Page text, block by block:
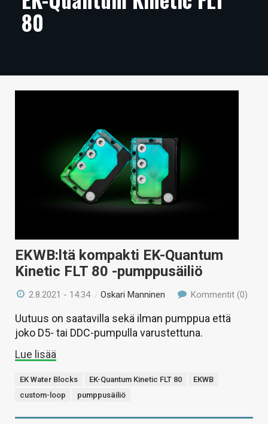
ARTIKKELIT
TIETOA
VAIHDA TEEMA
80
EKWB:ltä kompakti EK-Quantum
Kinetic FLT 80 -pumppusäiliö
2.8.2021 - 14:34 /Oskari Manninen Kommentit (0)
Uutuus on saatavilla sekä ilman pumppua että
joko D5- tai DDC-pumpulla varustettuna.
Lue lisää
EK Water Blocks EK-Quantum Kinetic FLT 80
EKWB
custom-loop
pumppusäiliö